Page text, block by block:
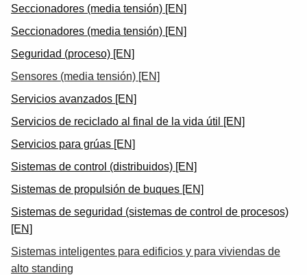
Seccionadores (media tensión) [EN]
Seccionadores (media tensión) [EN]
Seguridad (proceso) [EN]
Sensores (media tensión) [EN]
Servicios avanzados [EN]
Servicios de reciclado al final de la vida útil [EN]
Servicios para grúas [EN]
Sistemas de control (distribuidos) [EN]
Sistemas de propulsión de buques [EN]
Sistemas de seguridad (sistemas de control de procesos)
[EN]
Sistemas inteligentes para edificios y para viviendas de
alto standing